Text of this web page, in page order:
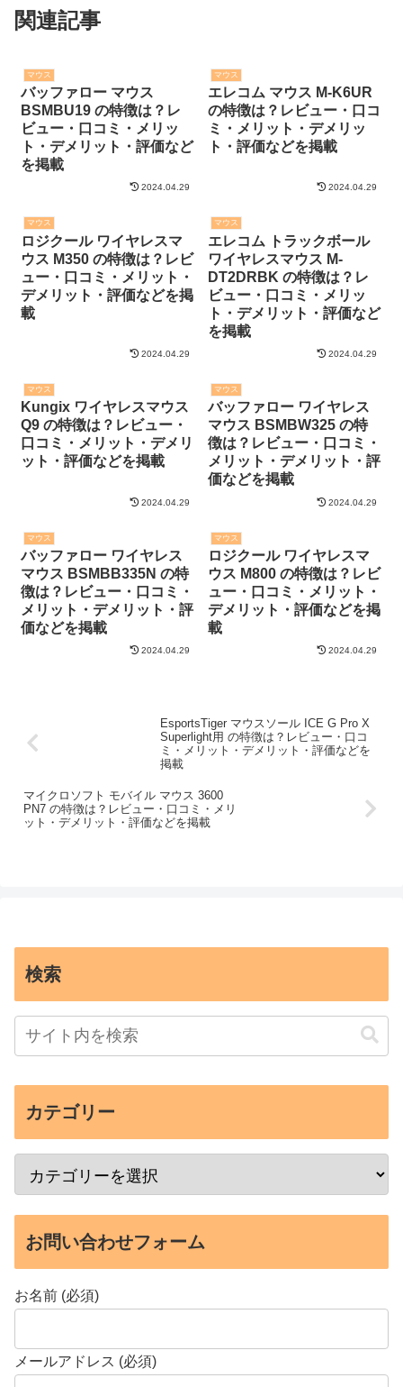
関連記事
マウス
バッファロー マウス
BSMBU19 の特徴は？レ
ビュー・口コミ・メリッ
ト・デメリット・評価など
を掲載
2024.04.29
マウス
エレコム マウス M-K6UR
の特徴は？レビュー・口コ
ミ・メリット・デメリッ
ト・評価などを掲載
2024.04.29
マウス
ロジクール ワイヤレスマ
ウス M350 の特徴は？レビ
ュー・口コミ・メリット・
デメリット・評価などを掲
載
2024.04.29
マウス
エレコム トラックボール
ワイヤレスマウス M-
DT2DRBK の特徴は？レ
ビュー・口コミ・メリッ
ト・デメリット・評価など
を掲載
2024.04.29
マウス
Kungix ワイヤレスマウス
Q9 の特徴は？レビュー・
口コミ・メリット・デメリ
ット・評価などを掲載
2024.04.29
マウス
バッファロー ワイヤレス
マウス BSMBW325 の特
徴は？レビュー・口コミ・
メリット・デメリット・評
価などを掲載
2024.04.29
マウス
バッファロー ワイヤレス
マウス BSMBB335N の特
徴は？レビュー・口コミ・
メリット・デメリット・評
価などを掲載
2024.04.29
マウス
ロジクール ワイヤレスマ
ウス M800 の特徴は？レビ
ュー・口コミ・メリット・
デメリット・評価などを掲
載
2024.04.29
EsportsTiger マウスソール ICE G Pro X
Superlight用 の特徴は？レビュー・口コ
ミ・メリット・デメリット・評価などを
掲載
マイクロソフト モバイル マウス 3600
PN7 の特徴は？レビュー・口コミ・メリ
ット・デメリット・評価などを掲載
検索
カテゴリー
お問い合わせフォーム
お名前 (必須)
メールアドレス (必須)